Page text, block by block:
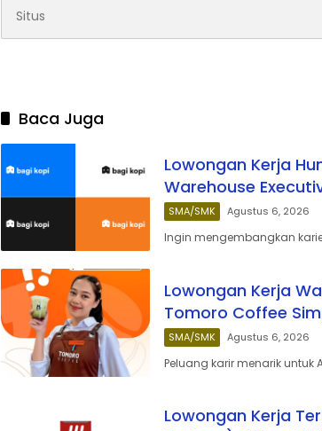
Baca Juga
Lowongan Kerja
Warehouse
SMA/SMK Agustus 6, 2026
Ingin mengembangkan
Lowongan Kerja
Tomoro Coffee
SMA/SMK Agustus 6, 2026
Peluang karir menarik
Lowongan Kerja